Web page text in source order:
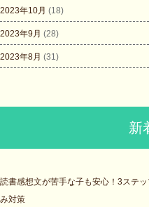
2023年10月 (18)
2023年9月 (28)
2023年8月 (31)
新
読書感想文が苦手な子も安心！3ステ
み対策